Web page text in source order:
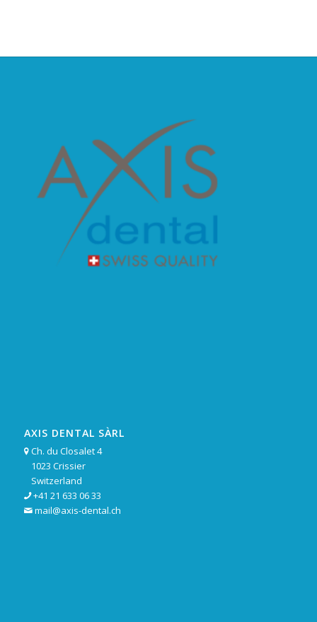
AXIS DENTAL SÀRL
 Ch. du Closalet 4
1023 Crissier
Switzerland
 +41 21 633 06 33
 mail@axis-dental.ch